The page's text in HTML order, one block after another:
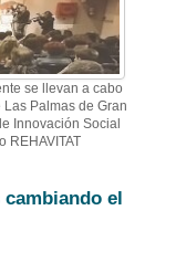
se llevan a cabo
Palmas de Gran
Innovación Social
REHAVITAT
cambiando el